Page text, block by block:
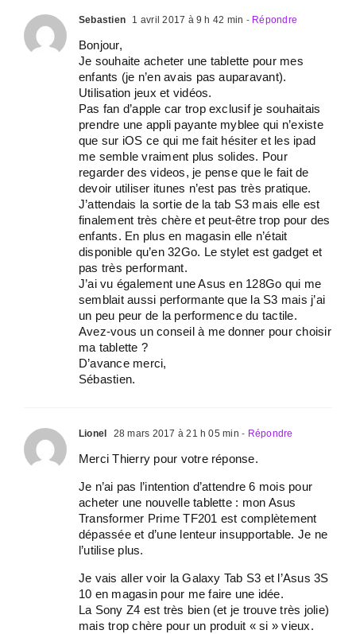
Sebastien 1 avril 2017 à 9 h 42 min - Répondre
Bonjour,
Je souhaite acheter une tablette pour mes
enfants (je n’en avais pas auparavant).
Utilisation jeux et vidéos.
Pas fan d’apple car trop exclusif je souhaitais
prendre une appli payante myblee qui n’existe
que sur iOS ce qui me fait hésiter et les ipad
me semble vraiment plus solides. Pour
regarder des videos, je pense que le fait de
devoir utiliser itunes n’est pas très pratique.
J’attendais la sortie de la tab S3 mais elle est
finalement très chère et peut-être trop pour des
enfants. En plus en magasin elle n’était
disponible qu’en 32Go. Le stylet est gadget et
pas très performant.
J’ai vu également une Asus en 128Go qui me
semblait aussi performante que la S3 mais j’ai
un peu peur de la performence du tactile.
Avez-vous un conseil à me donner pour choisir
ma tablette ?
D’avance merci,
Sébastien.
Lionel 28 mars 2017 à 21 h 05 min - Répondre
Merci Thierry pour votre réponse.
Je n’ai pas l’intention d’attendre 6 mois pour
acheter une nouvelle tablette : mon Asus
Transformer Prime TF201 est complètement
dépassée et d’une lenteur insupportable. Je ne
l’utilise plus.
Je vais aller voir la Galaxy Tab S3 et l’Asus 3S
10 en magasin pour me faire une idée.
La Sony Z4 est très bien (et je trouve très jolie)
mais trop chère pour un produit « si » vieux.